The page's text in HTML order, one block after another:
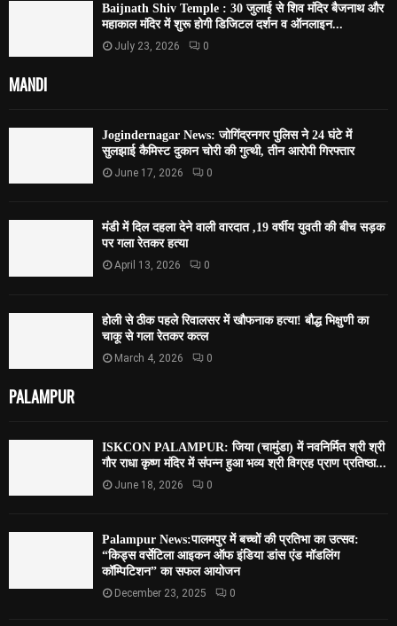
Baijnath Shiv Temple : 30 जुलाई से शिव मंदिर बैजनाथ और
महाकाल मंदिर में शुरू होगी डिजिटल दर्शन व ऑनलाइन...
July 23, 2026 0
MANDI
Jogindernagar News: जोगिंद्रनगर पुलिस ने 24 घंटे में
सुलझाई कैमिस्ट दुकान चोरी की गुत्थी, तीन आरोपी गिरफ्तार
June 17, 2026 0
मंडी में दिल दहला देने वाली वारदात ,19 वर्षीय युवती की बीच सड़क
पर गला रेतकर हत्या
April 13, 2026 0
होली से ठीक पहले रिवालसर में खौफनाक हत्या! बौद्ध भिक्षुणी का
चाकू से गला रेतकर कत्ल
March 4, 2026 0
PALAMPUR
ISKCON PALAMPUR: जिया (चामुंडा) में नवनिर्मित श्री श्री
गौर राधा कृष्ण मंदिर में संपन्न हुआ भव्य श्री विग्रह प्राण प्रतिष्ठा...
June 18, 2026 0
Palampur News:पालमपुर में बच्चों की प्रतिभा का उत्सव:
“किड्स वर्सेटिला आइकन ऑफ इंडिया डांस एंड मॉडलिंग
कॉम्पिटिशन” का सफल आयोजन
December 23, 2025 0